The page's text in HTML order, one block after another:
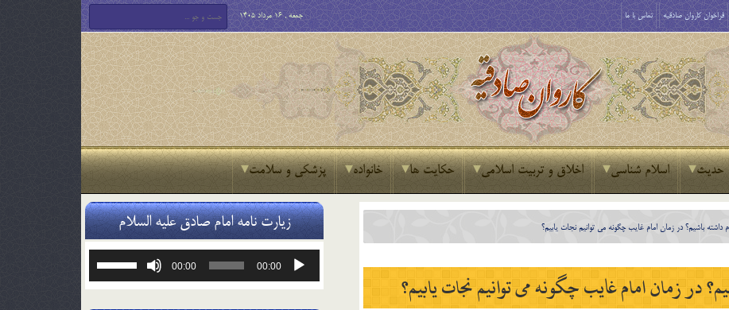
فراخوان کاروان صادقیه تماس با ما جمعه , 16 مرداد 1405
حدیث اسلام شناسی اخلاق و تربیت اسلامی حکایت ها خانواده پزشکی و سلامت
زیارت نامه امام صادق علیه السلام
پخش‌کننده
00:00
00:00
یا